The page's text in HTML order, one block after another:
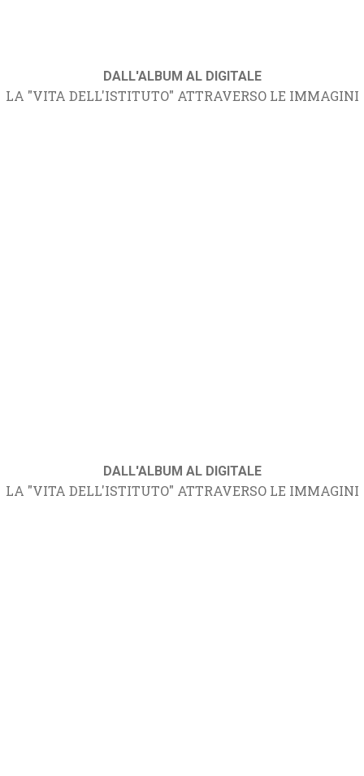
DALL'ALBUM AL DIGITALE
LA "VITA DELL'ISTITUTO" ATTRAVERSO LE IMMAGINI
DALL'ALBUM AL DIGITALE
LA "VITA DELL'ISTITUTO" ATTRAVERSO LE IMMAGINI